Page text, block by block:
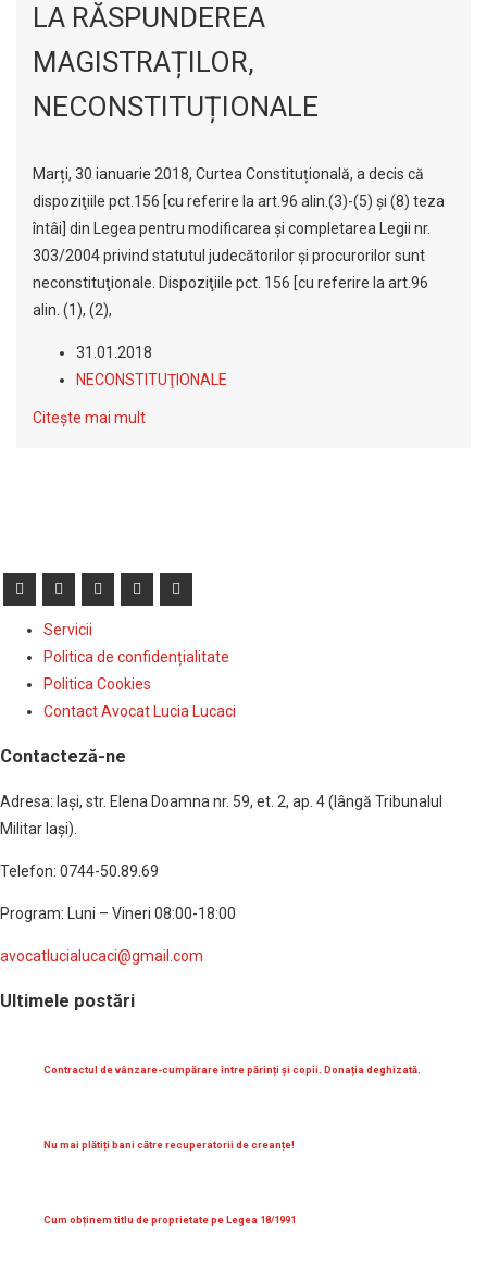
LA RĂSPUNDEREA
MAGISTRAȚILOR,
NECONSTITUȚIONALE
Marți, 30 ianuarie 2018, Curtea Constituțională, a decis că
dispoziţiile pct.156 [cu referire la art.96 alin.(3)-(5) şi (8) teza
întâi] din Legea pentru modificarea şi completarea Legii nr.
303/2004 privind statutul judecătorilor şi procurorilor sunt
neconstituţionale. Dispoziţiile pct. 156 [cu referire la art.96
alin. (1), (2),
31.01.2018
NECONSTITUŢIONALE
Citește mai mult
Servicii
Politica de confidențialitate
Politica Cookies
Contact Avocat Lucia Lucaci
Contacteză-ne
Adresa: Iaşi, str. Elena Doamna nr. 59, et. 2, ap. 4 (lângă Tribunalul
Militar Iaşi).
Telefon: 0744-50.89.69
Program: Luni – Vineri 08:00-18:00
avocatlucialucaci@gmail.com
Ultimele postări
Contractul de vânzare-cumpărare între părinți și copii. Donația deghizată.
Nu mai plătiți bani către recuperatorii de creanțe!
Cum obținem titlu de proprietate pe Legea 18/1991